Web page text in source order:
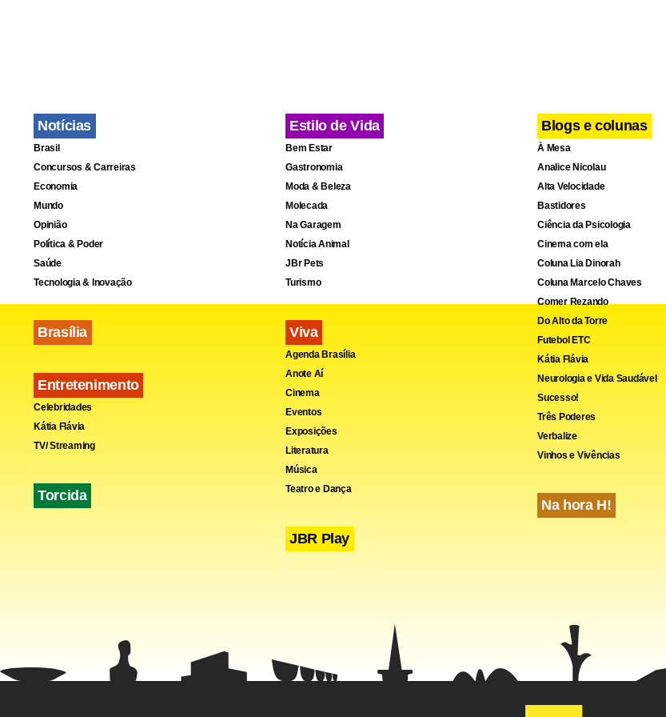
do agronegócio.
Telegram
Share
Notícias
Brasil
Concursos & Carreiras
Economia
Mundo
Opinião
Política & Poder
Saúde
Tecnologia & Inovação
Brasília
Entretenimento
Celebridades
Kátia Flávia
TV/ Streaming
Torcida
Estilo de Vida
Bem Estar
Gastronomia
Moda & Beleza
Molecada
Na Garagem
Notícia Animal
JBr Pets
Turismo
Viva
Agenda Brasília
Anote Aí
Cinema
Eventos
Exposições
Literatura
Música
Teatro e Dança
JBR Play
Blogs e colunas
À Mesa
Analice Nicolau
Alta Velocidade
Bastidores
Ciência da Psicologia
Cinema com ela
Coluna Lia Dinorah
Coluna Marcelo Chaves
Comer Rezando
Do Alto da Torre
Futebol ETC
Kátia Flávia
Neurologia e Vida Saudável
Sucesso!
Três Poderes
Verbalize
Vinhos e Vivências
Na hora H!